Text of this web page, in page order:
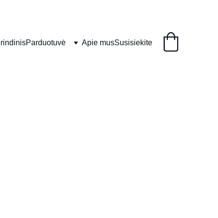
Parduotuvė Apie musSusisiekite